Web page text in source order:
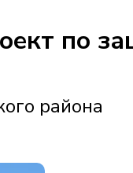
по
района